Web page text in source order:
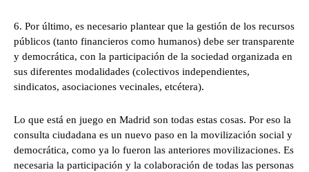
6. Por último, es necesario plantear que la gestión de los recursos
públicos (tanto financieros como humanos) debe ser transparente
y democrática, con la participación de la sociedad organizada en
sus diferentes modalidades (colectivos independientes,
sindicatos, asociaciones vecinales, etcétera).
Lo que está en juego en Madrid son todas estas cosas. Por eso la
consulta ciudadana es un nuevo paso en la movilización social y
democrática, como ya lo fueron las anteriores movilizaciones. Es
necesaria la participación y la colaboración de todas las personas